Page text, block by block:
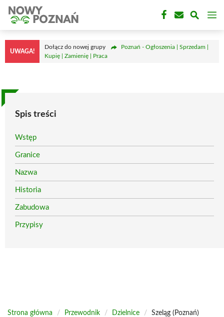
Przejdź
treści
UWAGA!
Dołącz do nowej grupy
Poznań - Ogłoszenia | Sprzedam |
Kupię | Zamienię | Praca
Spis treści
Wstęp
Granice
Nazwa
Historia
Zabudowa
Przypisy
Strona główna / Przewodnik / Dzielnice / Szeląg (Poznań)